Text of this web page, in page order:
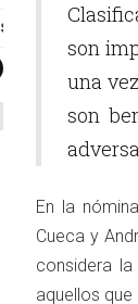
SEGOE
son
una
son
En la
Cueca y
considera
aquellos